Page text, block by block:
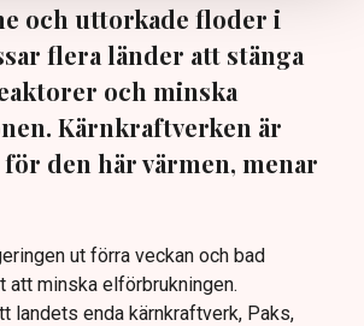
och uttorkade floder i
flera länder att stänga
och minska
Kärnkraftverken är
den här värmen, menar
ut förra veckan och bad
att minska elförbrukningen.
landets enda kärnkraftverk, Paks,